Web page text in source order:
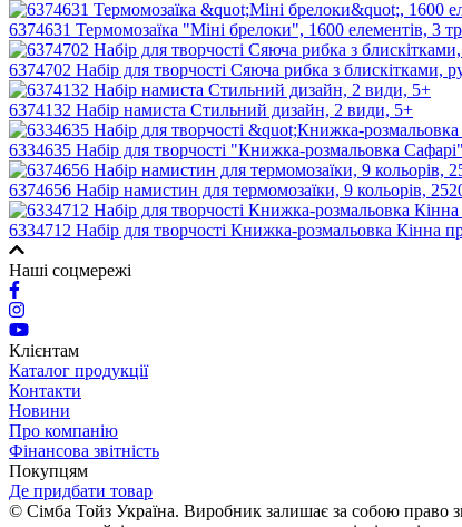
6374631 Термомозаїка "Міні брелоки", 1600 елементів, 3
6374702 Набір для творчості Сяюча рибка з блискітками,
6374132 Набір намиста Стильний дизайн, 2 види, 5+
6334635 Набір для творчості "Книжка-розмальовка
6374656 Набір намистин для термомозаїки, 9 кольорів,
6334712 Набір для творчості Книжка-розмальовка Кінна
Наші соцмережі
Клієнтам
Каталог продукції
Контакти
Новини
Про компанію
Фінансова звітність
Покупцям
Де придбати товар
© Сімба Тойз Україна. Виробник залишає за собою право